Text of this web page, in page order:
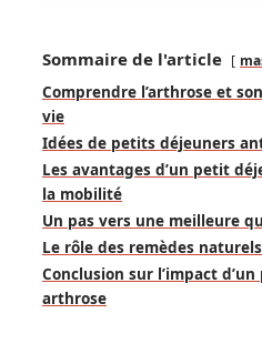
Sommaire de l'article
Comprendre l’arthrose et
vie
Idées de petits déjeuners
Les avantages d’un petit
la mobilité
Un pas vers une meilleure
Le rôle des remèdes
Conclusion sur l’impact
arthrose